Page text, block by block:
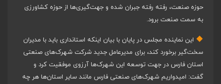
حوزه صنعت، رفته رفته جبران شده و جهت‌گیری‌ها از حوزه کشاورزی
به سمت صنعت برود.
این نماینده مجلس در پایان با بیان اینکه استانداری باید با مدیران
سخت‌گیر برخورد کند، برای مدیرعامل جدید شرکت شهرک‌های صنعتی
استان فارس در جهت توسعه این شهرک‌ها آرزوی موفقیت کرد و
گفت: امیدواریم شهرک‌های ‌صنعتی فارس مانند سایر استان‌ها هر چه